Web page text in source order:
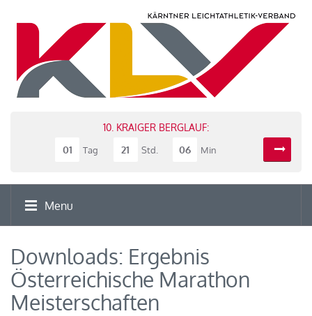
10. KRAIGER BERGLAUF:
01
Tag 21 Std. 06 Min
Menu
Downloads: Ergebnis
Österreichische Marathon
Meisterschaften